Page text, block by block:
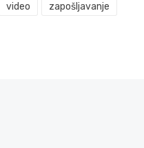
video zapošljavanje